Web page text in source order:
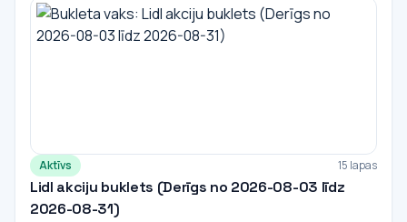
Aktīvs 15 lapas
Lidl akciju buklets (Derīgs no 2026-08-03 līdz
2026-08-31)